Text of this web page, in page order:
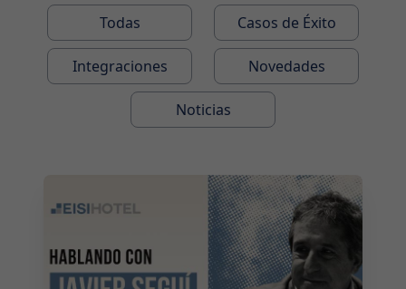
Todas Casos de Éxito
Integraciones Novedades
Noticias
2026-07-29 10:00:00